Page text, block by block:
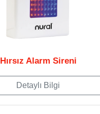
Hırsız Alarm Sireni
Detaylı Bilgi